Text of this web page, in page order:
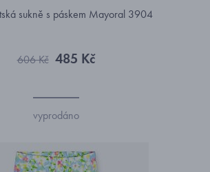
sukně s páskem Mayoral 3904
606 Kč 485 Kč
vyprodáno